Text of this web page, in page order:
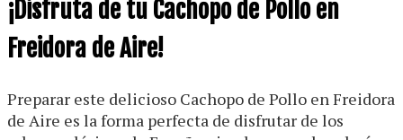
¡Disfruta de tu Cachopo de Pollo en
Freidora de Aire!
Preparar este delicioso Cachopo de Pollo en Freidora
de Aire es la forma perfecta de disfrutar de los